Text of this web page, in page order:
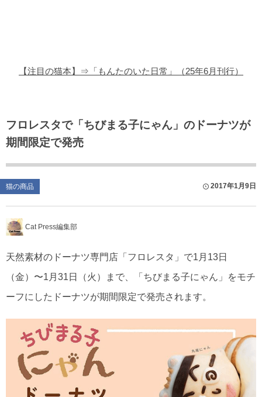
【注目の猫本】⇒「もんたのいた日常」（25年6月刊行）
フロレスタで「ちびまる子にゃん」のドーナツが
期間限定で発売
猫の商品 2017年1月9日
Cat Press編集部
天然素材のドーナツ専門店「フロレスタ」で1月13日
（金）〜1月31日（火）まで、「ちびまる子にゃん」をモチ
ーフにしたドーナツが期間限定で発売されます。
猫のゲーム・アプリ
猫のフリー写真素材